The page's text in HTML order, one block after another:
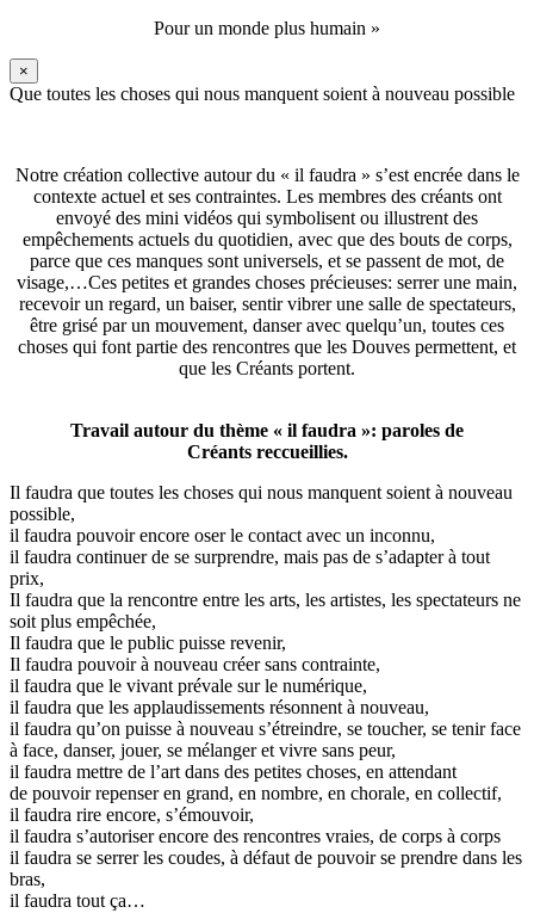
Pour un monde plus humain »
×
Que toutes les choses qui nous manquent soient à nouveau possible
Notre création collective autour du « il faudra » s’est encrée dans le
contexte actuel et ses contraintes. Les membres des créants ont
envoyé des mini vidéos qui symbolisent ou illustrent des
empêchements actuels du quotidien, avec que des bouts de corps,
parce que ces manques sont universels, et se passent de mot, de
visage,…Ces petites et grandes choses précieuses: serrer une main,
recevoir un regard, un baiser, sentir vibrer une salle de spectateurs,
être grisé par un mouvement, danser avec quelqu’un, toutes ces
choses qui font partie des rencontres que les Douves permettent, et
que les Créants portent.
Travail autour du thème « il faudra »: paroles de
Créants reccueillies.
Il faudra que toutes les choses qui nous manquent soient à nouveau
possible,
il faudra pouvoir encore oser le contact avec un inconnu,
il faudra continuer de se surprendre, mais pas de s’adapter à tout
prix,
Il faudra que la rencontre entre les arts, les artistes, les spectateurs ne
soit plus empêchée,
Il faudra que le public puisse revenir,
Il faudra pouvoir à nouveau créer sans contrainte,
il faudra que le vivant prévale sur le numérique,
il faudra que les applaudissements résonnent à nouveau,
il faudra qu’on puisse à nouveau s’étreindre, se toucher, se tenir face
à face, danser, jouer, se mélanger et vivre sans peur,
il faudra mettre de l’art dans des petites choses, en attendant
de pouvoir repenser en grand, en nombre, en chorale, en collectif,
il faudra rire encore, s’émouvoir,
il faudra s’autoriser encore des rencontres vraies, de corps à corps
il faudra se serrer les coudes, à défaut de pouvoir se prendre dans les
bras,
il faudra tout ça…